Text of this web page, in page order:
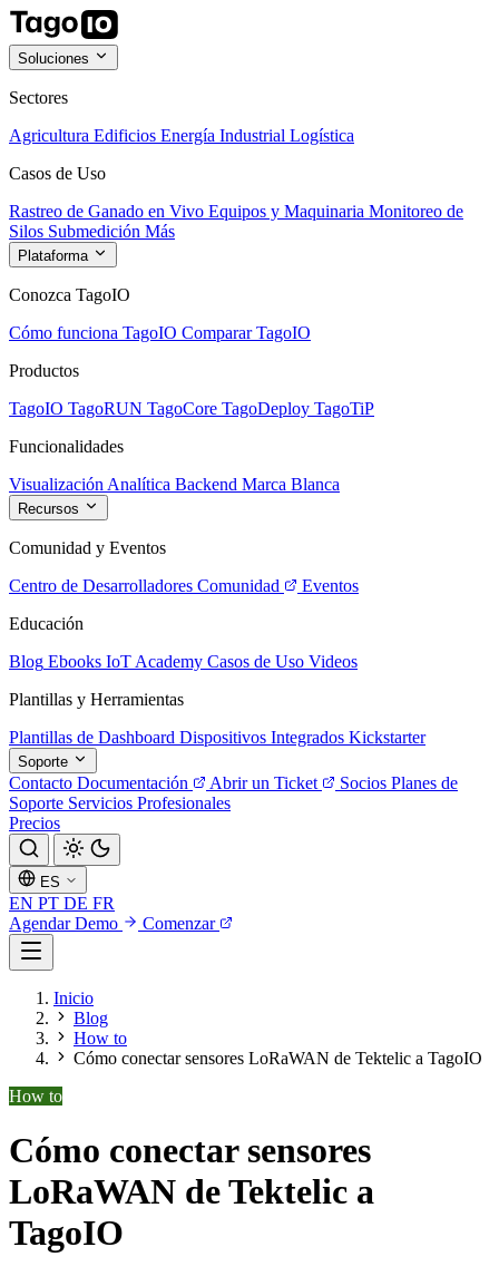
Soluciones
Sectores
Agricultura Edificios Energía Industrial Logística
Casos de Uso
Rastreo de Ganado en Vivo Equipos y Maquinaria Monitoreo de
Silos Submedición Más
Plataforma
Conozca TagoIO
Cómo funciona TagoIO Comparar TagoIO
Productos
TagoIO TagoRUN TagoCore TagoDeploy TagoTiP
Funcionalidades
Visualización Analítica Backend Marca Blanca
Recursos
Comunidad y Eventos
Centro de Desarrolladores Comunidad
Eventos
Educación
Blog Ebooks IoT Academy Casos de Uso Videos
Plantillas y Herramientas
Plantillas de Dashboard Dispositivos Integrados Kickstarter
Soporte
Contacto Documentación Abrir un Ticket Socios Planes de
Soporte Servicios Profesionales
Precios
ES
EN PT DE FR
Agendar Demo
Comenzar
Inicio
Blog
How to
Cómo conectar sensores LoRaWAN de Tektelic a TagoIO
How to
Cómo conectar sensores
LoRaWAN de Tektelic a
TagoIO